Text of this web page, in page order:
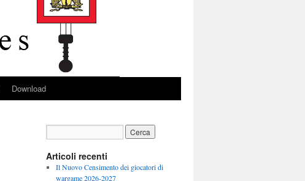
Download
Articoli recenti
Il Nuovo Censimento dei giocatori di
wargame 2026-2027